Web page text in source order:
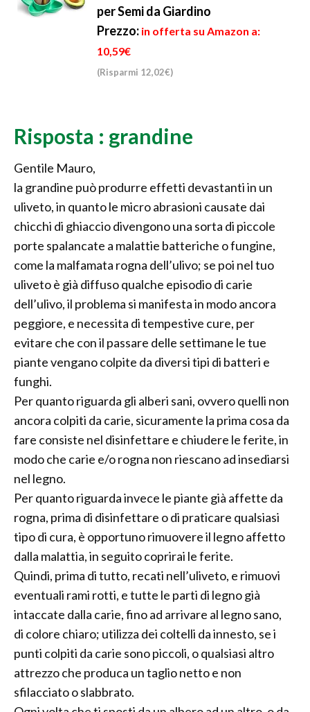
per Semi da Giardino
Prezzo: in offerta su Amazon a:
10,59€
(Risparmi 12,02€)
Risposta : grandine
Gentile Mauro,
la grandine può produrre effetti devastanti in un
uliveto, in quanto le micro abrasioni causate dai
chicchi di ghiaccio divengono una sorta di piccole
porte spalancate a malattie batteriche o fungine,
come la malfamata rogna dell’ulivo; se poi nel tuo
uliveto è già diffuso qualche episodio di carie
dell’ulivo, il problema si manifesta in modo ancora
peggiore, e necessita di tempestive cure, per
evitare che con il passare delle settimane le tue
piante vengano colpite da diversi tipi di batteri e
funghi.
Per quanto riguarda gli alberi sani, ovvero quelli non
ancora colpiti da carie, sicuramente la prima cosa da
fare consiste nel disinfettare e chiudere le ferite, in
modo che carie e/o rogna non riescano ad insediarsi
nel legno.
Per quanto riguarda invece le piante già affette da
rogna, prima di disinfettare o di praticare qualsiasi
tipo di cura, è opportuno rimuovere il legno affetto
dalla malattia, in seguito coprirai le ferite.
Quindi, prima di tutto, recati nell’uliveto, e rimuovi
eventuali rami rotti, e tutte le parti di legno già
intaccate dalla carie, fino ad arrivare al legno sano,
di colore chiaro; utilizza dei coltelli da innesto, se i
punti colpiti da carie sono piccoli, o qualsiasi altro
attrezzo che produca un taglio netto e non
sfilacciato o slabbrato.